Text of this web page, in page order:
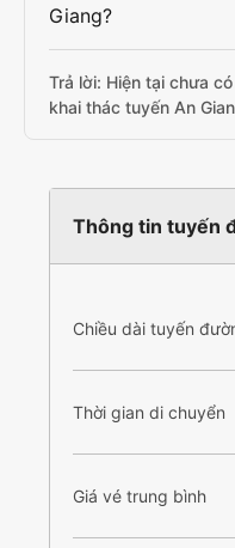
Giang?
Trả lời: Hiện tại chưa
khai thác tuyến An
Thông tin tuyến
Chiều dài tuyến
Thời gian di chuyển
Giá vé trung bình